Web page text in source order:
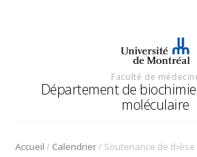
Faculté de
Département de
moléculaire
Accueil / Calendrier/